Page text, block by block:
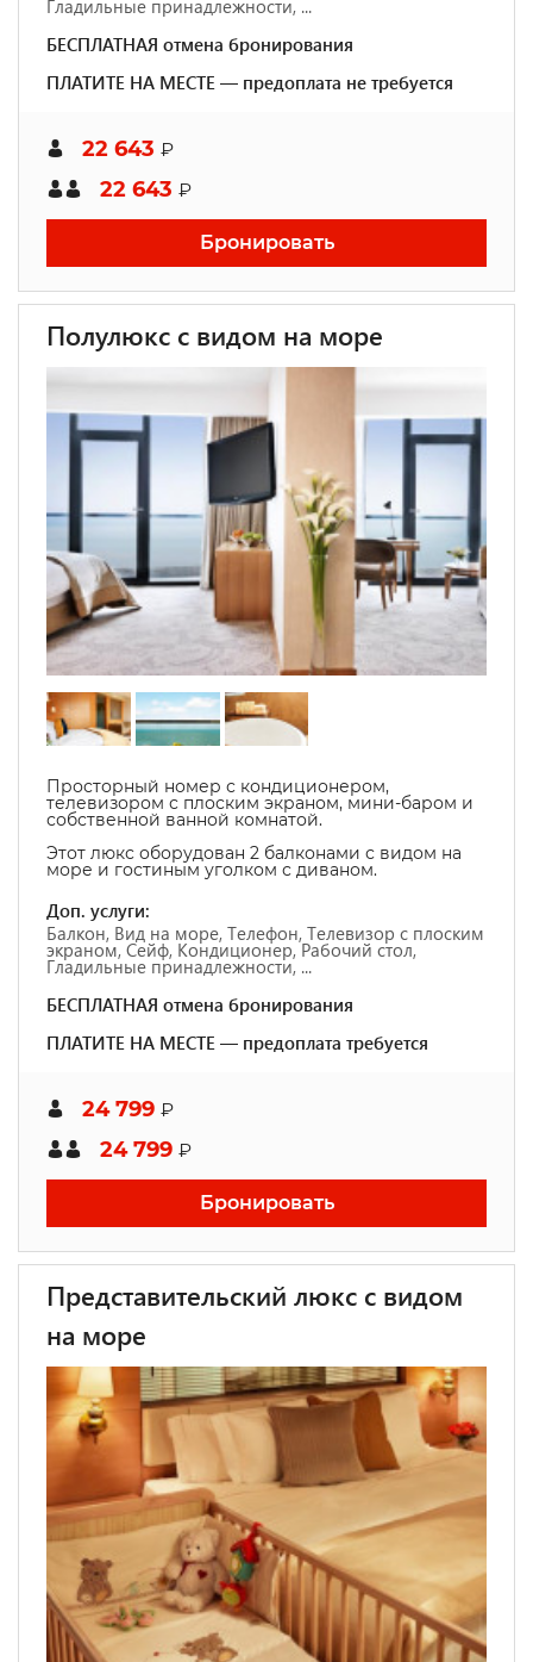
Гладильные принадлежности, ...
БЕСПЛАТНАЯ отмена бронирования
ПЛАТИТЕ НА МЕСТЕ — предоплата не требуется
22 643 ₽
22 643 ₽
Бронировать
Полулюкс с видом на море
Просторный номер с кондиционером,
телевизором с плоским экраном, мини-баром и
собственной ванной комнатой.
Этот люкс оборудован 2 балконами с видом на
море и гостиным уголком с диваном.
Доп. услуги:
Балкон, Вид на море, Телефон, Телевизор с плоским
экраном, Сейф, Кондиционер, Рабочий стол,
Гладильные принадлежности, ...
БЕСПЛАТНАЯ отмена бронирования
ПЛАТИТЕ НА МЕСТЕ — предоплата требуется
24 799 ₽
24 799 ₽
Бронировать
Представительский люкс с видом
на море